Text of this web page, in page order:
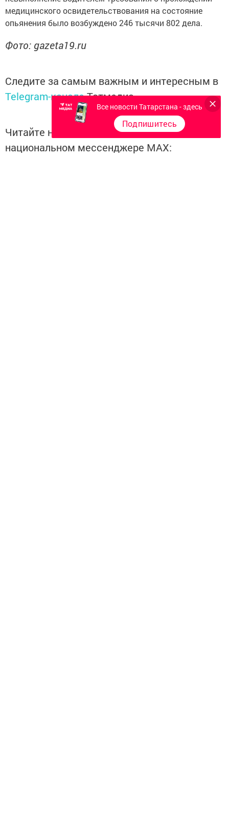
медицинского освидетельствования на состояние
опьянения было возбуждено 246 тысячи 802 дела.
Фото: gazeta19.ru
Следите за самым важным и интересным в
Telegram-каналеТатмедиа
Читайте новости Татарстана в
национальном мессенджере MАХ:
Все новости Татарстана - здесь
Подпишитесь